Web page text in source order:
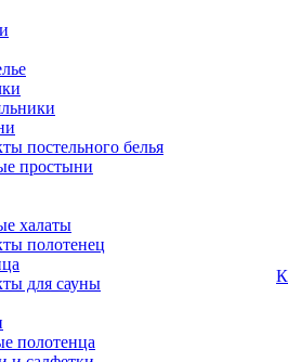
постельного белья
простыни
халаты
полотенец
для сауны
полотенца